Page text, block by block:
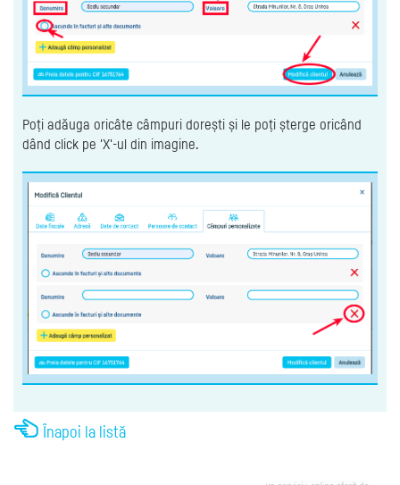
Poți adăuga oricâte câmpuri dorești și le poți șterge oricând
dând click pe 'X'-ul din imagine.
Înapoi la listă